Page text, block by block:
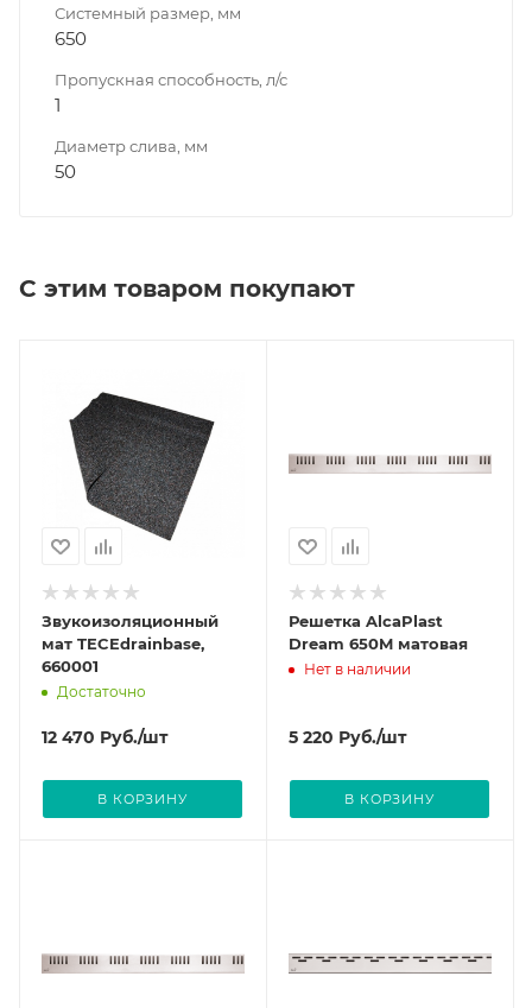
Системный размер, мм
650
Пропускная способность, л/с
1
Диаметр слива, мм
50
С этим товаром покупают
Звукоизоляционный
мат TECEdrainbase,
660001
Достаточно
12 470 Руб./шт
В КОРЗИНУ
Решетка AlcaPlast
Dream 650M матовая
Нет в наличии
5 220 Руб./шт
В КОРЗИНУ